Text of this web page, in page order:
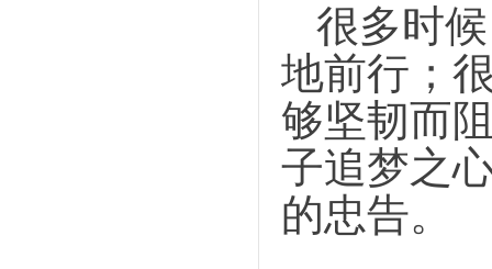
很多时
地前行；
够坚韧而
子追梦之
的忠告。